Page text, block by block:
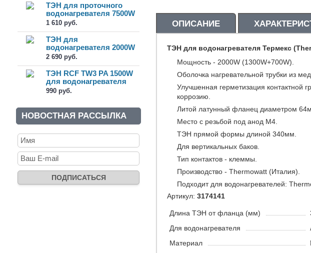
ТЭН для проточного
водонагревателя 7500W
(STP004)
1 610 руб.
ТЭН для
водонагревателя 2000W
(1000W+1000W) RF ...
2 690 руб.
ТЭН RCF TW3 PA 1500W
для водонагревателя
(AP00007)
990 руб.
НОВОСТНАЯ РАССЫЛКА
ОПИСАНИЕ
ТЭН для водонагревателя Термекс
Мощность - 2000W (1300W+700W).
Оболочка нагревательной трубки из
Улучшенная герметизация контактной
коррозию.
Литой латунный фланец диаметром
Место с резьбой под анод М4.
ТЭН прямой формы длиной 340мм.
Для вертикальных баков.
Тип контактов - клеммы.
Производство - Thermowatt (Италия).
Подходит для водонагревателей:
Артикул: 3174141
Длина ТЭН от фланца (мм)
Для водонагревателя
Материал